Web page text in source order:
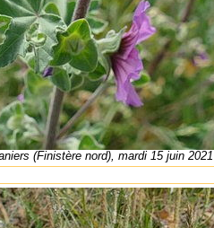
(Finistère nord), mardi 15 juin 2021